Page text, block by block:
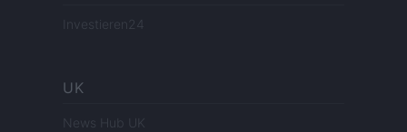
Investieren24
UK
News Hub UK